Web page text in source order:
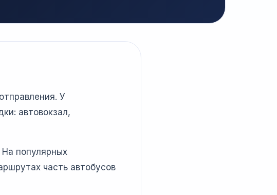
У
автовокзал,
популярных
часть автобусов